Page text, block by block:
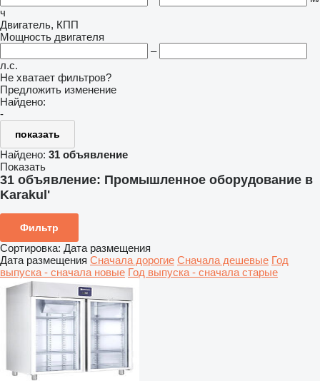
ч
Двигатель, КПП
Мощность двигателя
–
л.с.
Не хватает фильтров?
Предложить изменение
Найдено:
-
показать
Найдено: 31 объявление
Показать
31 объявление: Промышленное оборудование в
Karakul'
Фильтр
Сортировка: Дата размещения
Дата размещения Сначала дорогие Сначала дешевые Год
выпуска - сначала новые Год выпуска - сначала старые